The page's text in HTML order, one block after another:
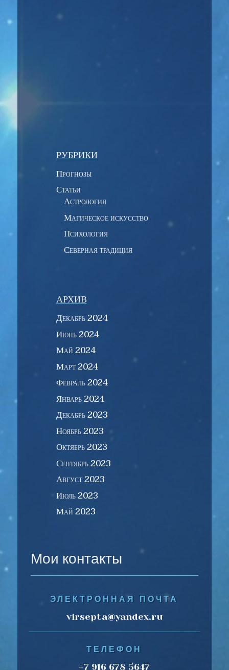
РУБРИКИ
Прогнозы
Статьи
Астрология
Магическое искусство
Психология
Северная традиция
АРХИВ
Декабрь 2024
Июнь 2024
Май 2024
Март 2024
Февраль 2024
Январь 2024
Декабрь 2023
Ноябрь 2023
Октябрь 2023
Сентябрь 2023
Август 2023
Июль 2023
Май 2023
Мои контакты
ЭЛЕКТРОННАЯ ПОЧТА
virsepta@yandex.ru
ТЕЛЕФОН
+7 916 678 5647